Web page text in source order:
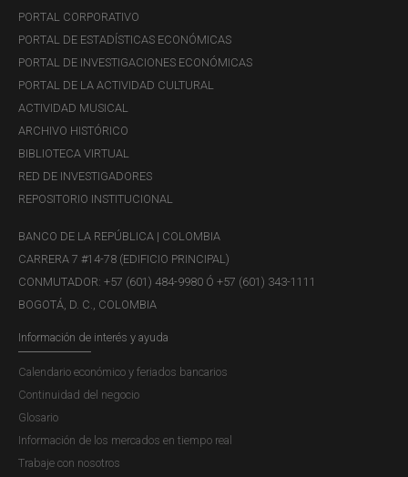
PORTAL CORPORATIVO
PORTAL DE ESTADÍSTICAS ECONÓMICAS
PORTAL DE INVESTIGACIONES ECONÓMICAS
PORTAL DE LA ACTIVIDAD CULTURAL
ACTIVIDAD MUSICAL
ARCHIVO HISTÓRICO
BIBLIOTECA VIRTUAL
RED DE INVESTIGADORES
REPOSITORIO INSTITUCIONAL
BANCO DE LA REPÚBLICA | COLOMBIA
CARRERA 7 #14-78 (EDIFICIO PRINCIPAL)
CONMUTADOR: +57 (601) 484-9980 Ó +57 (601) 343-1111
BOGOTÁ, D. C., COLOMBIA
Información de interés y ayuda
Calendario económico y feriados bancarios
Continuidad del negocio
Glosario
Información de los mercados en tiempo real
Trabaje con nosotros